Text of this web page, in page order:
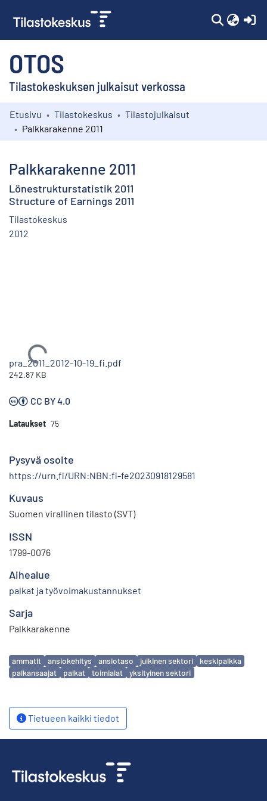
OTOS
Tilastokeskuksen julkaisut verkossa
Kokoelmat
Etusivu Tilastokeskus
Tilastojulkaisut
Palkkarakenne 2011
Palkkarakenne 2011
Lönestrukturstatistik 2011
Structure of Earnings 2011
Tilastokeskus
2012
Ladataan...
pra_2011_2012-10-19_fi.pdf
242.87 KB
CC BY 4.0
Lataukset 75
Pysyvä osoite
https://urn.fi/URN:NBN:fi-fe20230918129581
Kuvaus
Suomen virallinen tilasto (SVT)
ISSN
1799-0076
Aihealue
palkat ja työvoimakustannukset
Sarja
Palkkarakenne
Avainsanat
ammatit ansiokehitys ansiotaso julkinen sektori
keskipalkka
palkansaajat
palkat toimialat yksityinen sektori
Tietueen kaikki tiedot